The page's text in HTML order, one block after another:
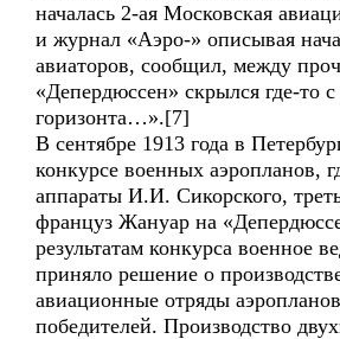
началась 2-ая Московская
и журнал «Аэро-» описывая
авиаторов, сообщил, между
«Депердюссен» скрылся где-то с
горизонта…».[7]
В сентябре 1913 года в
конкурсе военных аэропланов,
аппараты И.И. Сикорского,
француз Жануар на
результатам конкурса военное
приняло решение о
авиационные отряды
победителей. Производство